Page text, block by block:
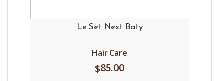
Le Set Next Baty
Hair Care
$85.00